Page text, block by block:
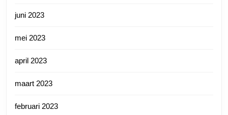
juni 2023
mei 2023
april 2023
maart 2023
februari 2023